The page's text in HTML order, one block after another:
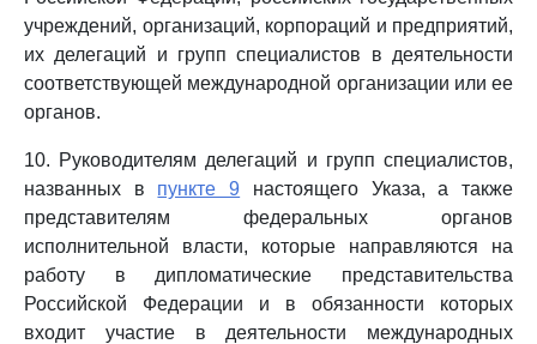
учреждений, организаций, корпораций и предприятий,
их делегаций и групп специалистов в деятельности
соответствующей международной организации или ее
органов.
10. Руководителям делегаций и групп специалистов,
названных в пункте 9 настоящего Указа, а также
представителям федеральных органов
исполнительной власти, которые направляются на
работу в дипломатические представительства
Российской Федерации и в обязанности которых
входит участие в деятельности международных